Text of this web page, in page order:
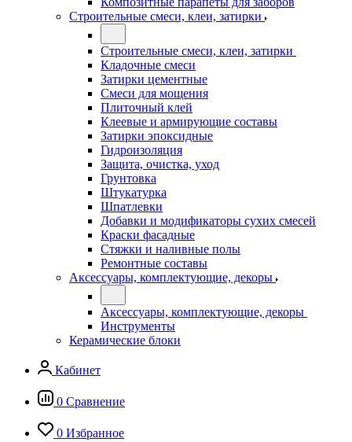
Строительные смеси, клеи, затирки
Строительные смеси, клеи, затирки
Кладочные смеси
Затирки цементные
Смеси для мощения
Плиточный клей
Клеевые и армирующие составы
Затирки эпоксидные
Гидроизоляция
Защита, очистка, уход
Грунтовка
Штукатурка
Шпатлевки
Добавки и модификаторы сухих смесей
Краски фасадные
Стяжки и наливные полы
Ремонтные составы
Аксессуары, комплектующие, декоры
Аксессуары, комплектующие, декоры
Инструменты
Керамические блоки
Кабинет
0 Сравнение
0 Избранное